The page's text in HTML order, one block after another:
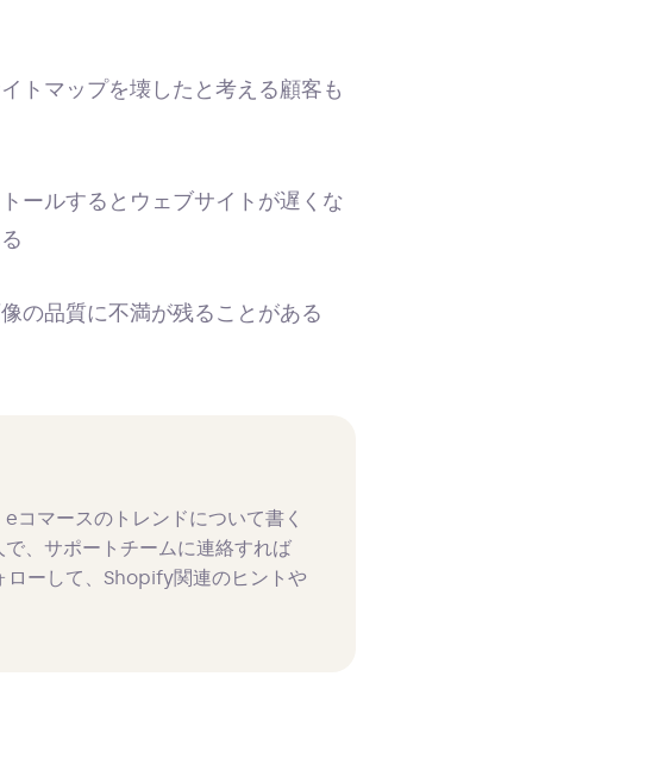
トマップを壊したと考える顧客も
ールするとウェブサイトが遅くな
の品質に不満が残ることがある
コマースのトレンドについて書く
、サポートチームに連絡すれば
ーして、Shopify関連のヒントや